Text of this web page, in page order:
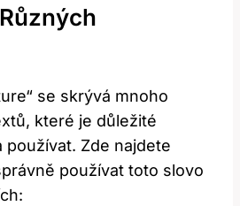
se skrývá mnoho
které je důležité
používat. Zde najdete
používat toto slovo